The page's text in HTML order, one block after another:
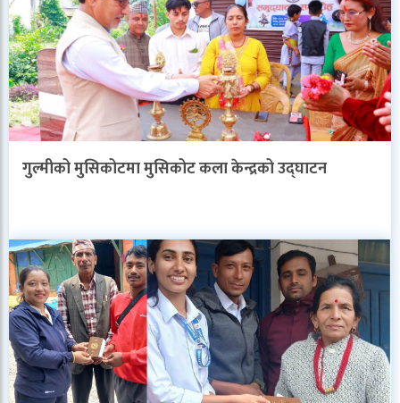
गुल्मीको मुसिकोटमा मुसिकोट कला केन्द्रको उद्घाटन